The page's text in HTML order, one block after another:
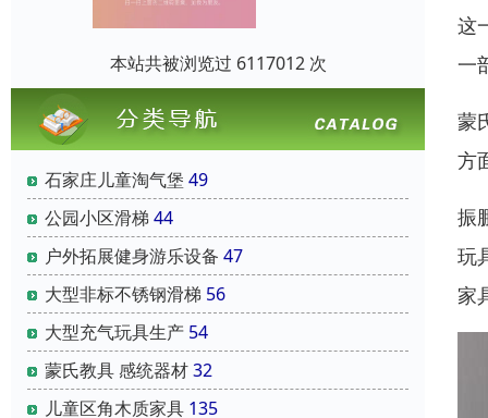
本站共被浏览过 6117012 次
石家庄儿童淘气堡 49
公园小区滑梯 44
户外拓展健身游乐设备 47
大型非标不锈钢滑梯 56
大型充气玩具生产 54
蒙氏教具 感统器材32
儿童区角木质家具 135
这
一
蒙
方
振
玩
家